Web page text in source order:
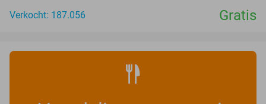
Verkocht: 187.056
Gratis